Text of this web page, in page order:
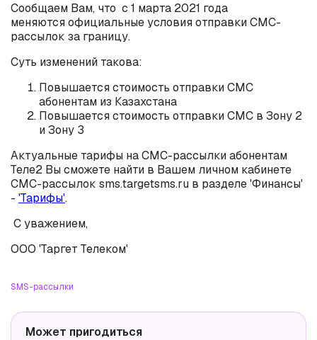
Сообщаем Вам, что с 1 марта 2021 года
меняются официальные условия отправки СМС-
рассылок за границу.
Суть изменений такова:
Повышается стоимость отправки СМС
абонентам из Казахстана
Повышается стоимость отправки СМС в Зону 2
и Зону 3
Актуальные тарифы на СМС-рассылки абонентам
Теле2 Вы сможете найти в Вашем личном кабинете
СМС-рассылок sms.targetsms.ru в разделе 'Финансы'
- 'Тарифы'.
С уважением,
ООО 'Таргет Телеком'
SMS-рассылки
Может пригодиться